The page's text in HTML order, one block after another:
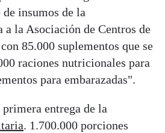
insumos de la
a la Asociación de Centros de
85.000 suplementos que se
raciones nutricionales para
para embarazadas".
entrega de la
. 1.700.000 porciones